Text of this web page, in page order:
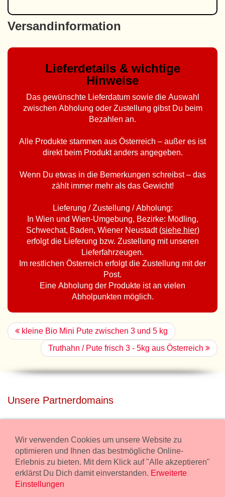
Versandinformation
Lieferdetails & wichtige
Hinweise
Das gewünschte Lieferdatum sowie die Auswahl
zwischen Abholung oder Zustellung gibst Du beim
Bezahlen an.
Alle Produkte stammen aus Österreich – außer es ist
direkt beim Produkt anders angegeben.
Wenn Du etwas in die Bemerkungen schreibst – das
zählt immer mehr als das Gewicht!
Lieferung / Zustellung / Abholung:
In Wien und Wien-Umgebung, Bezirke: Mödling,
Schwechat, Baden, Wiener Neustadt (siehe hier)
erfolgt die Lieferung bzw. Zustellung mit unseren
Lieferfahrzeugen.
Im restlichen Österreich erfolgt die Zustellung mit der
Post.
Eine Abholung der Produkte ist an vielen
Abholpunkten möglich.
kleine Bio Mini Pute zwischen 3 und 5 kg
Truthahn / Pute frisch 3 - 5kg aus Österreich
Unsere Partnerdomains
Miete unser Haus bei Wiener Neustadt für Deine Party mit
Übernachtung.
freilaender.at
Wir verwenden Cookies um unsere Website zu
optimieren und Ihnen das bestmögliche Online-
Erlebnis zu bieten. Mit dem Klick auf "Alle akzeptieren"
erklärst Du Dich damit einverstanden. Erweiterte
Einstellungen